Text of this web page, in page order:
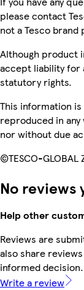
please contact
not a Tesco
Although product
accept liability for
statutory rights.
This information
reproduced in
nor without due
©TESCO-GLOBAL
No reviews
Help other
Reviews are
also share
informed decision.
Write a review